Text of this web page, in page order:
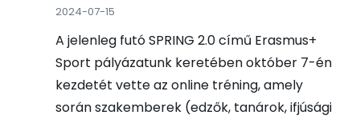
2024-07-15
A jelenleg futó SPRING 2.0 című Erasmus+
Sport pályázatunk keretében október 7-én
kezdetét vette az online tréning, amely
során szakemberek (edzők, tanárok, ifjúsági